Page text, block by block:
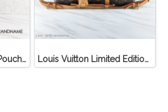
Christian Dior Seddle Pouch Accessory Hand Bag Louis Vuitton Limited Edition Monogram Canvas Sofia Coppola SC Bag